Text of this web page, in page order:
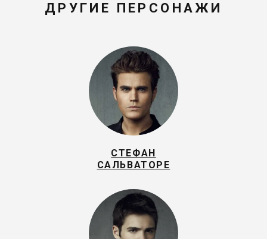
ДРУГИЕ ПЕРСОНАЖИ
СТЕФАН
САЛЬВАТОРЕ